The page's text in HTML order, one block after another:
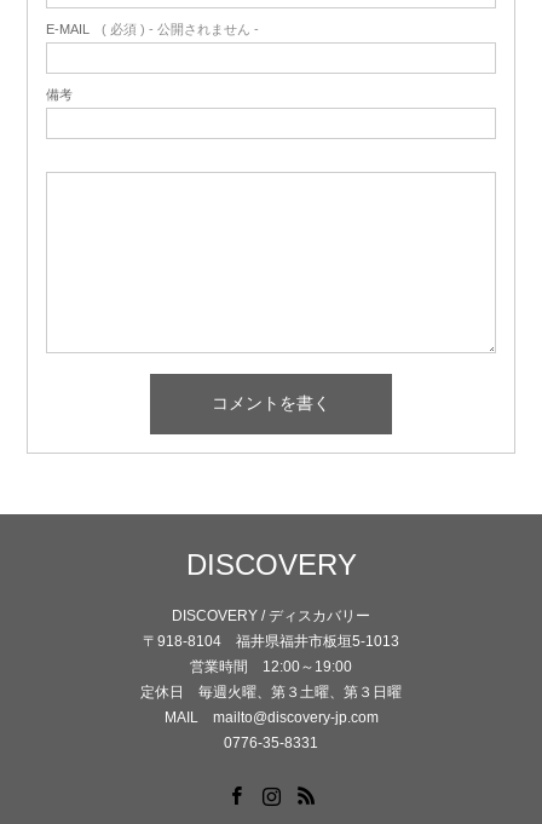
E-MAIL ( 必須 ) - 公開されません -
備考
DISCOVERY
DISCOVERY / ディスカバリー
〒918-8104 福井県福井市板垣5-1013
営業時間 12:00～19:00
定休日 毎週火曜、第３土曜、第３日曜
MAIL mailto@discovery-jp.com
0776-35-8331